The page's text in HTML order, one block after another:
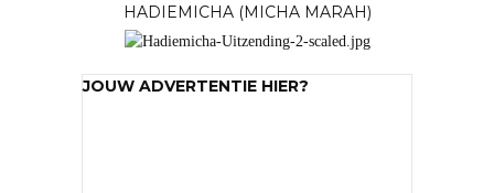
HADIEMICHA (MICHA MARAH)
JOUW ADVERTENTIE HIER?